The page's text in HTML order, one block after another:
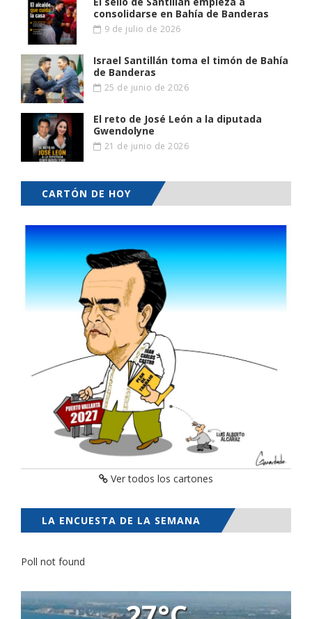
consolidarse en Bahía de Banderas
9 de julio de 2026
Israel Santillán toma el timón de Bahía
de Banderas
25 de junio de 2026
El reto de José León a la diputada
Gwendolyne
21 de junio de 2026
CARTÓN DE HOY
Ver todos los cartones
LA ENCUESTA DE LA SEMANA
Poll not found